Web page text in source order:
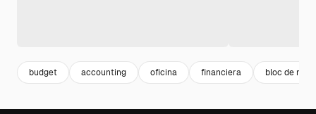
budget accounting oficina financiera bloc de